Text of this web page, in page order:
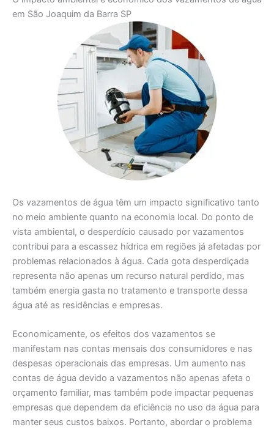
em São Joaquim da Barra SP
Os vazamentos de água têm um impacto significativo tanto
no meio ambiente quanto na economia local. Do ponto de
vista ambiental, o desperdício causado por vazamentos
contribui para a escassez hídrica em regiões já afetadas por
problemas relacionados à água. Cada gota desperdiçada
representa não apenas um recurso natural perdido, mas
também energia gasta no tratamento e transporte dessa
água até as residências e empresas.
Economicamente, os efeitos dos vazamentos se
manifestam nas contas mensais dos consumidores e nas
despesas operacionais das empresas. Um aumento nas
contas de água devido a vazamentos não apenas afeta o
orçamento familiar, mas também pode impactar pequenas
empresas que dependem da eficiência no uso da água para
manter seus custos baixos. Portanto, abordar o problema